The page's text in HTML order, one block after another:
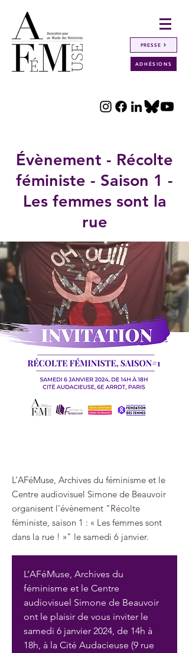
PRESSE
ADHÉSIONS
Évènement - Récolte
féministe - Saison 1 -
Les femmes sont la
rue
L’AFéMuse, Archives du féminisme et le
Centre audiovisuel Simone de Beauvoir
organisent l'évènement "Récolte
féministe, saison 1 : « Les femmes sont
dans la rue ! »" le samedi 6 janvier.
L’AFéMuse, Archives du
féminisme et le Centre
audiovisuel Simone de Beauvoir
ont le plaisir de vous inviter le
samedi 6 janvier 2024, de 14h à
18h, à la Cité Audacieuse (9 rue